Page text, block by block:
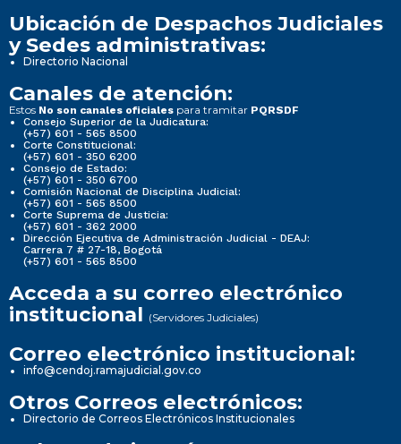
Ubicación de Despachos Judiciales
y Sedes administrativas:
Directorio Nacional
Canales de atención:
Estos No son canales oficiales para tramitar PQRSDF
Consejo Superior de la Judicatura:
(+57) 601 - 565 8500
Corte Constitucional:
(+57) 601 - 350 6200
Consejo de Estado:
(+57) 601 - 350 6700
Comisión Nacional de Disciplina Judicial:
(+57) 601 - 565 8500
Corte Suprema de Justicia:
(+57) 601 - 362 2000
Dirección Ejecutiva de Administración Judicial - DEAJ:
Carrera 7 # 27-18, Bogotá
(+57) 601 - 565 8500
Acceda a su correo electrónico
institucional (Servidores Judiciales)
Correo electrónico institucional:
info@cendoj.ramajudicial.gov.co
Otros Correos electrónicos:
Directorio de Correos Electrónicos Institucionales